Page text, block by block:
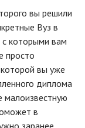
вы решили
Вуз в
которыми вам
просто
вы уже
диплома
малоизвестную
в
заранее